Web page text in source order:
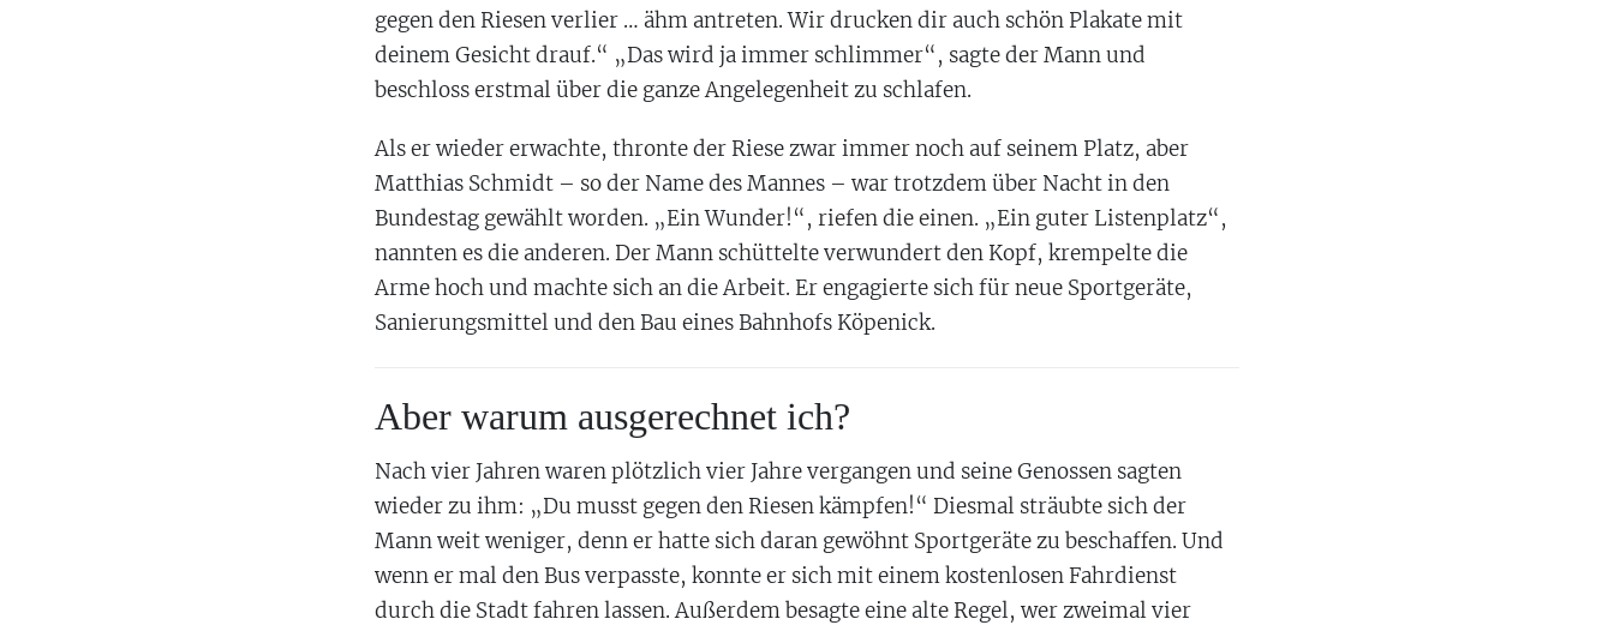
gegen den Riesen verlier … ähm antreten. Wir drucken dir auch schön Plakate mit
deinem Gesicht drauf.“ „Das wird ja immer schlimmer“, sagte der Mann und
beschloss erstmal über die ganze Angelegenheit zu schlafen.
Als er wieder erwachte, thronte der Riese zwar immer noch auf seinem Platz, aber
Matthias Schmidt – so der Name des Mannes – war trotzdem über Nacht in den
Bundestag gewählt worden. „Ein Wunder!“, riefen die einen. „Ein guter Listenplatz“,
nannten es die anderen. Der Mann schüttelte verwundert den Kopf, krempelte die
Arme hoch und machte sich an die Arbeit. Er engagierte sich für neue Sportgeräte,
Sanierungsmittel und den Bau eines Bahnhofs Köpenick.
Aber warum ausgerechnet ich?
Nach vier Jahren waren plötzlich vier Jahre vergangen und seine Genossen sagten
wieder zu ihm: „Du musst gegen den Riesen kämpfen!“ Diesmal sträubte sich der
Mann weit weniger, denn er hatte sich daran gewöhnt Sportgeräte zu beschaffen. Und
wenn er mal den Bus verpasste, konnte er sich mit einem kostenlosen Fahrdienst
durch die Stadt fahren lassen. Außerdem besagte eine alte Regel, wer zweimal vier